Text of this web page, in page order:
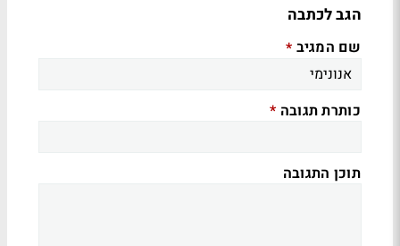
הגב לכתבה
שם המגיב *
כותרת תגובה *
תוכן התגובה